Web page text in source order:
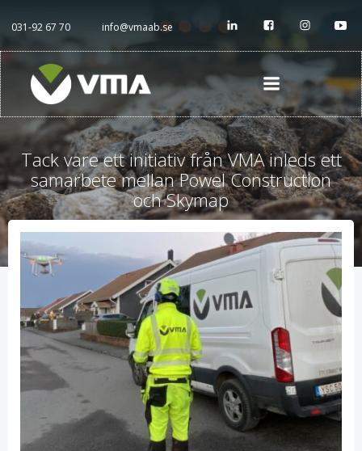
till
innehåll
031-92 67 70 info@vmaab.se
Tack vare ett initiativ från VMA inleds ett
samarbete mellan Powel Construction
och Skymap